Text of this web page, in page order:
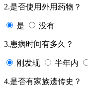
2.是否使用外用药物？
是 没有
3.患病时间有多久？
刚发现 半年内
4.是否有家族遗传史？